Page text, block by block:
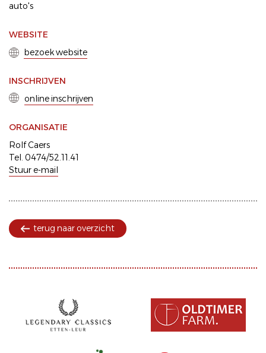
auto's
WEBSITE
bezoek website
INSCHRIJVEN
online inschrijven
ORGANISATIE
Rolf Caers
Tel. 0474/52.11.41
Stuur e-mail
terug naar overzicht